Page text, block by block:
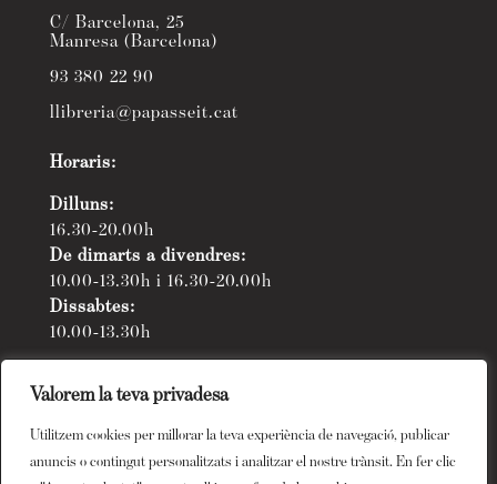
Valorem la teva privadesa
Utilitzem cookies per millorar la teva experiència de navegació, publicar
anuncis o contingut personalitzats i analitzar el nostre trànsit. En fer clic
C/ Barcelona, 25
Manresa (Barcelona)
93 380 22 90
llibreria@papasseit.cat
Horaris:
Dilluns:
16.30-20.00h
De dimarts a divendres:
10.00-13.30h i 16.30-20.00h
Dissabtes:
10.00-13.30h
© Llibreria Papasseit 2026 - Contactar -Avis